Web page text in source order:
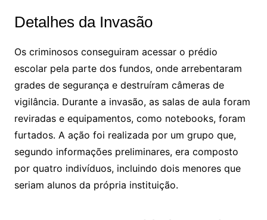
Detalhes da Invasão
Os criminosos conseguiram acessar o prédio
escolar pela parte dos fundos, onde arrebentaram
grades de segurança e destruíram câmeras de
vigilância. Durante a invasão, as salas de aula foram
reviradas e equipamentos, como notebooks, foram
furtados. A ação foi realizada por um grupo que,
segundo informações preliminares, era composto
por quatro indivíduos, incluindo dois menores que
seriam alunos da própria instituição.